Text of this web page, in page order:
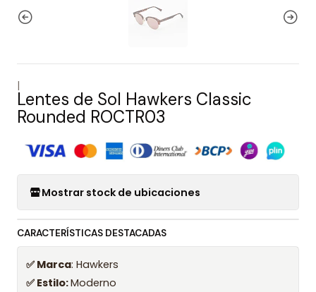
|
Lentes de Sol Hawkers Classic
Rounded ROCTR03
Mostrar stock de ubicaciones
CARACTERÍSTICAS DESTACADAS
✅ Marca: Hawkers
✅ Estilo:Moderno